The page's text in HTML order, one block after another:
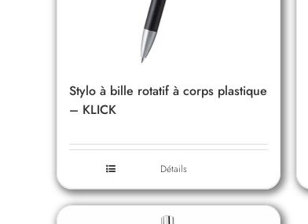
Stylo à bille rotatif à corps plastique
– KLICK
Détails